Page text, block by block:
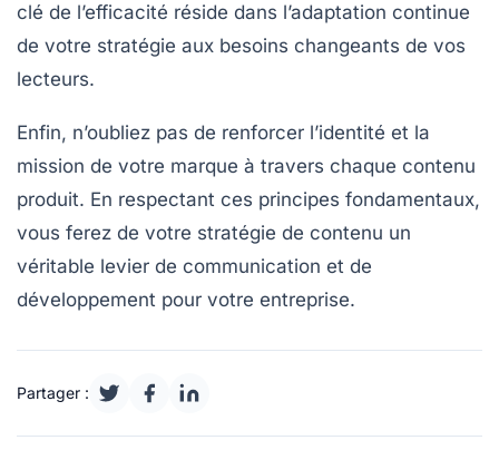
clé de l’efficacité réside dans l’adaptation continue
de votre stratégie aux besoins changeants de vos
lecteurs.
Enfin, n’oubliez pas de renforcer l’identité et la
mission de votre marque à travers chaque contenu
produit. En respectant ces principes fondamentaux,
vous ferez de votre stratégie de contenu un
véritable levier de communication et de
développement pour votre entreprise.
Partager :